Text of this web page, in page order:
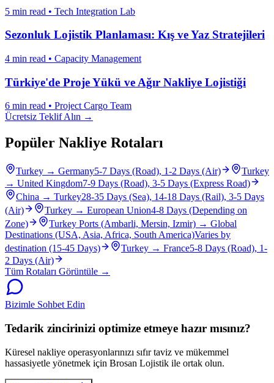
5 min read • Tech Integration Lab
Sezonluk Lojistik Planlaması: Kış ve Yaz Stratejileri
4 min read • Capacity Management
Türkiye'de Proje Yükü ve Ağır Nakliye Lojistiği
6 min read • Project Cargo Team
Ücretsiz Teklif Alın →
Popüler Nakliye Rotaları
Turkey → Germany5-7 Days (Road), 1-2 Days (Air)
Turkey
→ United Kingdom7-9 Days (Road), 3-5 Days (Express Road)
China → Turkey28-35 Days (Sea), 14-18 Days (Rail), 3-5 Days
(Air)
Turkey → European Union4-8 Days (Depending on
Zone)
Turkey Ports (Ambarli, Mersin, Izmir) → Global
Destinations (USA, Asia, Africa, South America)Varies by
destination (15-45 Days)
Turkey → France5-8 Days (Road), 1-
2 Days (Air)
Tüm Rotaları Görüntüle →
Bizimle Sohbet Edin
Tedarik zincirinizi optimize etmeye hazır mısınız?
Küresel nakliye operasyonlarınızı sıfır taviz ve mükemmel
hassasiyetle yönetmek için Brosan Lojistik ile ortak olun.